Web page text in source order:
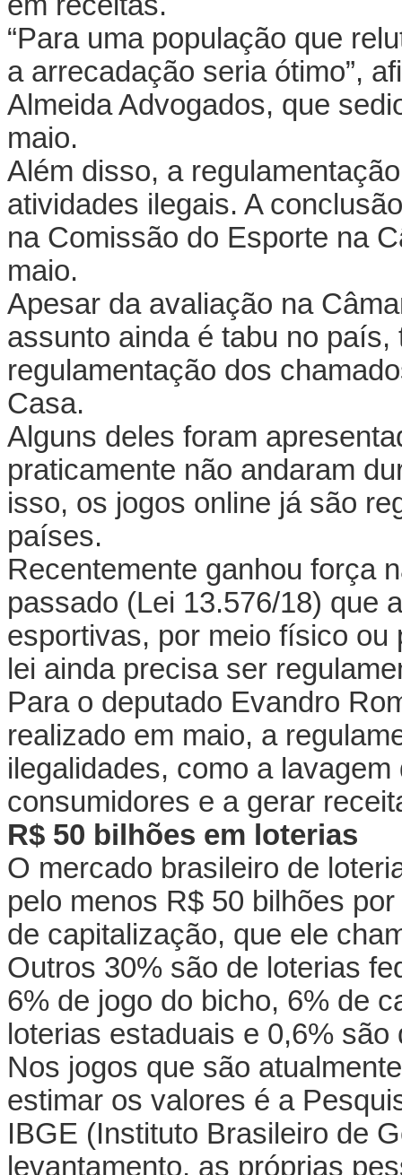
“Para uma população que
a arrecadação seria ótimo”,
Almeida Advogados, que
maio.
Além disso, a
atividades ilegais. A
na Comissão do Esporte na
maio.
Apesar da avaliação na
assunto ainda é tabu no
regulamentação dos
Casa.
Alguns deles foram
praticamente não andaram
isso, os jogos online já são
países.
Recentemente ganhou força
passado (Lei 13.576/18) que
esportivas, por meio físico ou
lei ainda precisa ser
Para o deputado Evandro
realizado em maio, a
ilegalidades, como a
consumidores e a gerar
R$ 50 bilhões em loterias
O mercado brasileiro de
pelo menos R$ 50 bilhões
de capitalização, que ele
Outros 30% são de loterias
6% de jogo do bicho, 6% de
loterias estaduais e 0,6%
Nos jogos que são
estimar os valores é a
IBGE (Instituto Brasileiro de
levantamento, as próprias